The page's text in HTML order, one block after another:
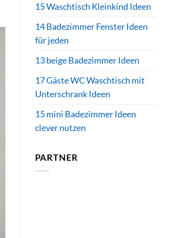
15 Waschtisch Kleinkind Ideen
14 Badezimmer Fenster Ideen
für jeden
13 beige Badezimmer Ideen
17 Gäste WC Waschtisch mit
Unterschrank Ideen
15 mini Badezimmer Ideen
clever nutzen
PARTNER